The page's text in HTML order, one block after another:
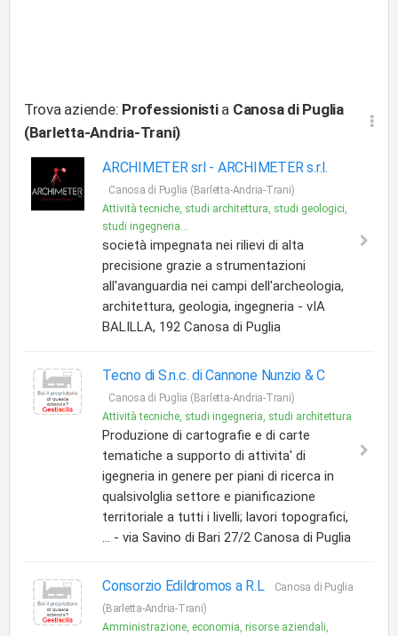
Trova aziende: Professionistia Canosa di Puglia
(Barletta-Andria-Trani)
ARCHIMETER srl - ARCHIMETER s.r.l.
Canosa di Puglia (Barletta-Andria-Trani)
Attività tecniche, studi architettura, studi geologici,
studi ingegneria...
società impegnata nei rilievi di alta
precisione grazie a strumentazioni
all'avanguardia nei campi dell'archeologia,
architettura, geologia, ingegneria - vIA
BALILLA, 192 Canosa di Puglia
Tecno di S.n.c. di Cannone Nunzio & C
Canosa di Puglia (Barletta-Andria-Trani)
Attività tecniche, studi ingegneria, studi architettura
Produzione di cartografie e di carte
tematiche a supporto di attivita' di
igegneria in genere per piani di ricerca in
qualsivolglia settore e pianificazione
territoriale a tutti i livelli; lavori topografici,
... - via Savino di Bari 27/2 Canosa di Puglia
Consorzio Edildromos a R.L
Canosa di Puglia
(Barletta-Andria-Trani)
Amministrazione, economia, risorse aziendali,